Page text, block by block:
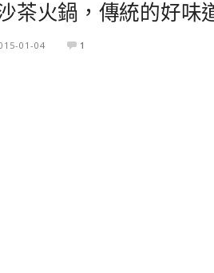
茶火鍋，傳統的好味
01-04 1